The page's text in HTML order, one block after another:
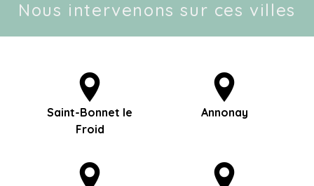
Nous intervenons sur ces villes
Saint-Bonnet le
Froid
Annonay